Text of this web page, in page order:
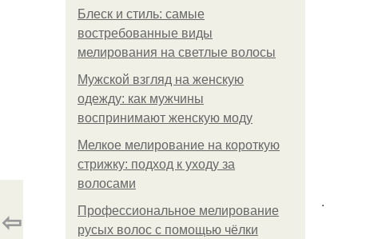
Блеск и стиль: самые
востребованные виды
мелирования на светлые волосы
Мужской взгляд на женскую
одежду: как мужчины
воспринимают женскую моду
Мелкое мелирование на короткую
стрижку: подход к уходу за
волосами
Профессиональное мелирование
русых волос с помощью чёлки
.
⇦